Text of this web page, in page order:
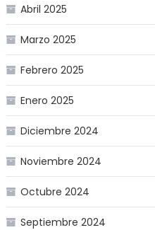
Abril 2025
Marzo 2025
Febrero 2025
Enero 2025
Diciembre 2024
Noviembre 2024
Octubre 2024
Septiembre 2024